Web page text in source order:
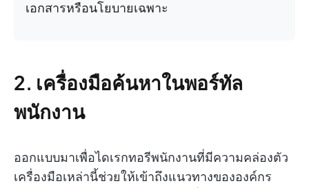
เอกสารหรือนโยบายเฉพาะ
2. เครื่องมือค้นหาในพอร์ทัล
พนักงาน
ออกแบบมาเพื่อไดเรกทอรีพนักงานที่มีความคล่องตัว
เครื่องมือเหล่านี้ช่วยให้เข้าถึงแนวทางขององค์กร